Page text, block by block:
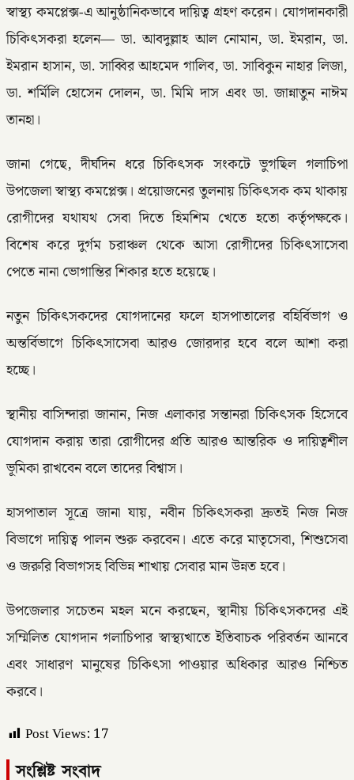
স্বাস্থ্য কমপ্লেক্স-এ আনুষ্ঠানিকভাবে দায়িত্ব গ্রহণ করেন। যোগদানকারী
চিকিৎসকরা হলেন— ডা. আবদুল্লাহ আল নোমান, ডা. ইমরান, ডা.
ইমরান হাসান, ডা. সাব্বির আহমেদ গালিব, ডা. সাবিকুন নাহার লিজা,
ডা. শর্মিলি হোসেন দোলন, ডা. মিমি দাস এবং ডা. জান্নাতুন নাঈম
তানহা।
জানা গেছে, দীর্ঘদিন ধরে চিকিৎসক সংকটে ভুগছিল গলাচিপা
উপজেলা স্বাস্থ্য কমপ্লেক্স। প্রয়োজনের তুলনায় চিকিৎসক কম থাকায়
রোগীদের যথাযথ সেবা দিতে হিমশিম খেতে হতো কর্তৃপক্ষকে।
বিশেষ করে দুর্গম চরাঞ্চল থেকে আসা রোগীদের চিকিৎসাসেবা
পেতে নানা ভোগান্তির শিকার হতে হয়েছে।
নতুন চিকিৎসকদের যোগদানের ফলে হাসপাতালের বহির্বিভাগ ও
অন্তর্বিভাগে চিকিৎসাসেবা আরও জোরদার হবে বলে আশা করা
হচ্ছে।
স্থানীয় বাসিন্দারা জানান, নিজ এলাকার সন্তানরা চিকিৎসক হিসেবে
যোগদান করায় তারা রোগীদের প্রতি আরও আন্তরিক ও দায়িত্বশীল
ভূমিকা রাখবেন বলে তাদের বিশ্বাস।
হাসপাতাল সূত্রে জানা যায়, নবীন চিকিৎসকরা দ্রুতই নিজ নিজ
বিভাগে দায়িত্ব পালন শুরু করবেন। এতে করে মাতৃসেবা, শিশুসেবা
ও জরুরি বিভাগসহ বিভিন্ন শাখায় সেবার মান উন্নত হবে।
উপজেলার সচেতন মহল মনে করছেন, স্থানীয় চিকিৎসকদের এই
সম্মিলিত যোগদান গলাচিপার স্বাস্থ্যখাতে ইতিবাচক পরিবর্তন আনবে
এবং সাধারণ মানুষের চিকিৎসা পাওয়ার অধিকার আরও নিশ্চিত
করবে।
Post Views: 17
সংশ্লিষ্ট সংবাদ